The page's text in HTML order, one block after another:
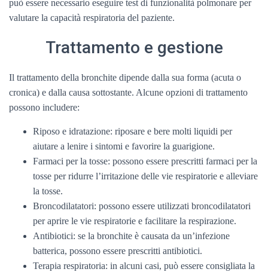
può essere necessario eseguire test di funzionalità polmonare per
valutare la capacità respiratoria del paziente.
Trattamento e gestione
Il trattamento della bronchite dipende dalla sua forma (acuta o
cronica) e dalla causa sottostante. Alcune opzioni di trattamento
possono includere:
Riposo e idratazione: riposare e bere molti liquidi per
aiutare a lenire i sintomi e favorire la guarigione.
Farmaci per la tosse: possono essere prescritti farmaci per la
tosse per ridurre l’irritazione delle vie respiratorie e alleviare
la tosse.
Broncodilatatori: possono essere utilizzati broncodilatatori
per aprire le vie respiratorie e facilitare la respirazione.
Antibiotici: se la bronchite è causata da un’infezione
batterica, possono essere prescritti antibiotici.
Terapia respiratoria: in alcuni casi, può essere consigliata la